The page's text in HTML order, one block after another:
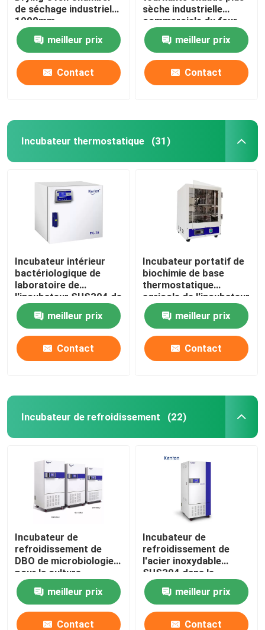
de séchage industriel
1000mm
meilleur prix
Contact
sèche industrielle
commerciale du four
5kw
meilleur prix
Contact
Incubateur thermostatique (31)
Incubateur intérieur
bactériologique de
laboratoire de
l'incubateur SUS304 de
haute précision
meilleur prix
Contact
Incubateur portatif de
biochimie de base
thermostatique
agricole de l'incubateur
110V 220V
meilleur prix
Contact
Incubateur de refroidissement (22)
Incubateur de
refroidissement de
DBO de microbiologie
pour la culture
bactérienne 110V
220V
meilleur prix
Contact
Incubateur de
refroidissement de
l'acier inoxydable
SUS304 dans le
laboratoire médical
400L
meilleur prix
Contact